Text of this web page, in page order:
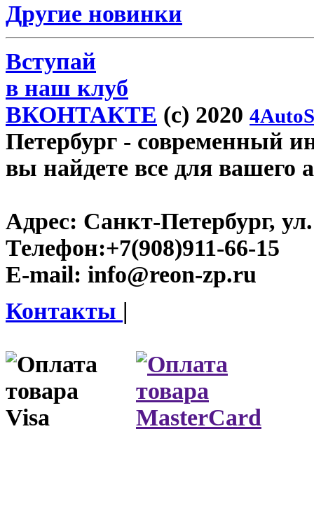
Другие новинки
Вступай
в наш клуб
ВКОНТАКТЕ (c) 2020
Петербург - современный
вы найдете все для вашего
Адрес: Санкт-Петербург,
Телефон:+7(908)911-66-15
E-mail: info@reon-zp.ru
Контакты